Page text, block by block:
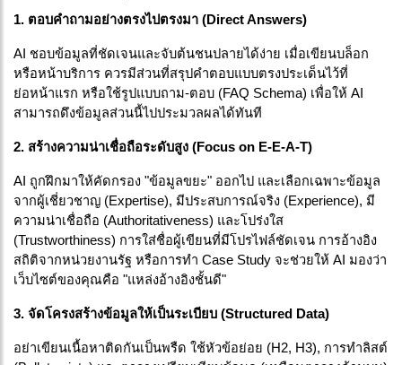
1. ตอบคำถามอย่างตรงไปตรงมา (Direct Answers)
AI ชอบข้อมูลที่ชัดเจนและจับต้นชนปลายได้ง่าย เมื่อเขียนบล็อก
หรือหน้าบริการ ควรมีส่วนที่สรุปคำตอบแบบตรงประเด็นไว้ที่
ย่อหน้าแรก หรือใช้รูปแบบถาม-ตอบ (FAQ Schema) เพื่อให้ AI
สามารถดึงข้อมูลส่วนนี้ไปประมวลผลได้ทันที
2. สร้างความน่าเชื่อถือระดับสูง (Focus on E-E-A-T)
AI ถูกฝึกมาให้คัดกรอง "ข้อมูลขยะ" ออกไป และเลือกเฉพาะข้อมูล
จากผู้เชี่ยวชาญ (Expertise), มีประสบการณ์จริง (Experience), มี
ความน่าเชื่อถือ (Authoritativeness) และโปร่งใส
(Trustworthiness) การใส่ชื่อผู้เขียนที่มีโปรไฟล์ชัดเจน การอ้างอิง
สถิติจากหน่วยงานรัฐ หรือการทำ Case Study จะช่วยให้ AI มองว่า
เว็บไซต์ของคุณคือ "แหล่งอ้างอิงชั้นดี"
3. จัดโครงสร้างข้อมูลให้เป็นระเบียบ (Structured Data)
อย่าเขียนเนื้อหาติดกันเป็นพรืด ใช้หัวข้อย่อย (H2, H3), การทำลิสต์